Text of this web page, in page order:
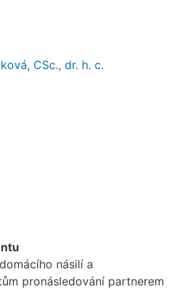
CSc., dr. h. c.
násilí a
pronásledování partnerem